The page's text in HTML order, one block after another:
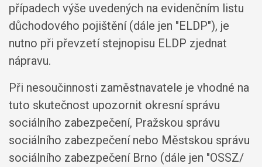
případech výše uvedených na evidenčním listu
důchodového pojištění (dále jen "ELDP"), je
nutno při převzetí stejnopisu ELDP zjednat
nápravu.
Při nesoučinnosti zaměstnavatele je vhodné na
tuto skutečnost upozornit okresní správu
sociálního zabezpečení, Pražskou správu
sociálního zabezpečení nebo Městskou správu
sociálního zabezpečení Brno (dále jen "OSSZ/